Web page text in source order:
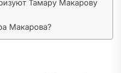
Тамару Макарову
Макарова?